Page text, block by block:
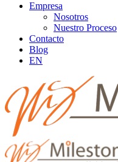
Empresa
Nosotros
Nuestro Proceso
Contacto
Blog
EN